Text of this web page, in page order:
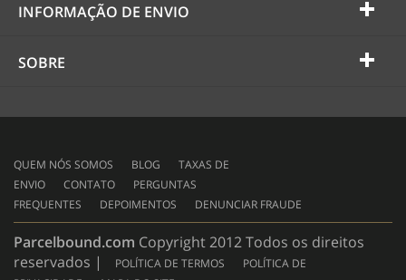
INFORMAÇÃO DE ENVIO
SOBRE
QUEM NÓS SOMOS BLOG
TAXAS DE
ENVIO
CONTATO
PERGUNTAS
FREQUENTES
DEPOIMENTOS DENUNCIAR FRAUDE
Parcelbound.com Copyright 2012 Todos os direitos
reservados |
POLÍTICA DE TERMOS
POLÍTICA DE